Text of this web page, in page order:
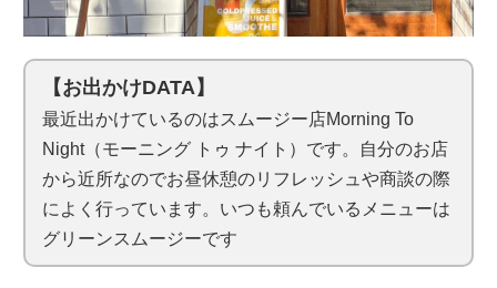
【お出かけDATA】
最近出かけているのはスムージー店Morning To
Night（モーニング トゥ ナイト）です。自分のお店
から近所なのでお昼休憩のリフレッシュや商談の際
によく行っています。いつも頼んでいるメニューは
グリーンスムージーです